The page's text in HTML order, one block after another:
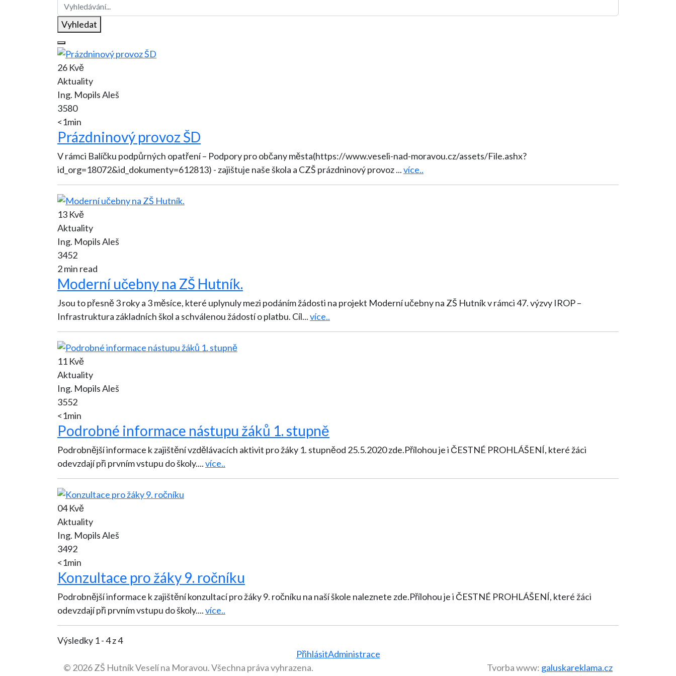
Vyhledat
26 Kvě
Aktuality
Ing. Mopils Aleš
3580
<1min
Prázdninový provoz ŠD
V rámci Balíčku podpůrných opatření – Podpory pro občany města(https://www.veseli-nad-moravou.cz/assets/File.ashx?
id_org=18072&id_dokumenty=612813) - zajištuje naše škola a CZŠ prázdninový provoz...více..
13 Kvě
Aktuality
Ing. Mopils Aleš
3452
2 min read
Moderní učebny na ZŠ Hutník.
Jsou to přesně 3 roky a 3 měsíce, které uplynuly mezi podáním žádosti na projekt Moderní učebny na ZŠ Hutník v rámci 47. výzvy IROP –
Infrastruktura základních škol a schválenou žádostí o platbu. Cíl...více..
11 Kvě
Aktuality
Ing. Mopils Aleš
3552
<1min
Podrobné informace nástupu žáků 1. stupně
Podrobnější informace k zajištění vzdělávacích aktivit pro žáky 1. stupněod 25.5.2020 zde.Přílohou je i ČESTNÉ PROHLÁŠENÍ, které žáci
odevzdají při prvním vstupu do školy....více..
04 Kvě
Aktuality
Ing. Mopils Aleš
3492
<1min
Konzultace pro žáky 9. ročníku
Podrobnější informace k zajištění konzultací pro žáky 9. ročníku na naší škole naleznete zde.Přílohou je i ČESTNÉ PROHLÁŠENÍ, které žáci
odevzdají při prvním vstupu do školy....více..
Výsledky 1 - 4 z 4
PřihlásitAdministrace
© 2026 ZŠ Hutník Veselí na Moravou. Všechna práva vyhrazena.
Tvorba www: galuskareklama.cz